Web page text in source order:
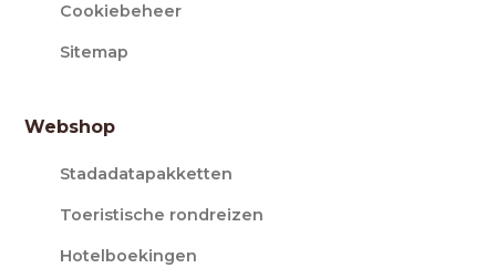
Cookiebeheer
Sitemap
Webshop
Stadadatapakketten
Toeristische rondreizen
Hotelboekingen